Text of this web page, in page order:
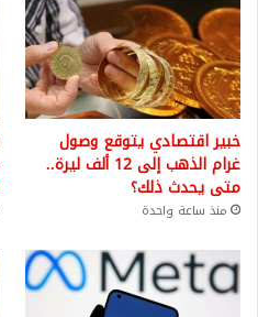
خبير اقتصادي يتوقع وصول
غرام الذهب إلى 12 ألف ليرة..
متى يحدث ذلك؟
منذ ساعة واحدة